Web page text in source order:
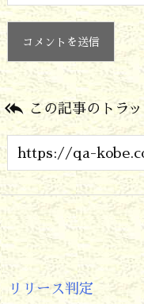
 この記事のトラ
リリース判定